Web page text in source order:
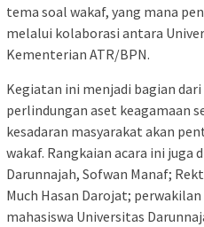
tema soal wakaf, yang mana
melalui kolaborasi antara
Kementerian ATR/BPN.
Kegiatan ini menjadi bagian
perlindungan aset keagamaan
kesadaran masyarakat akan
wakaf. Rangkaian acara ini juga
Darunnajah, Sofwan Manaf;
Much Hasan Darojat;
mahasiswa Universitas